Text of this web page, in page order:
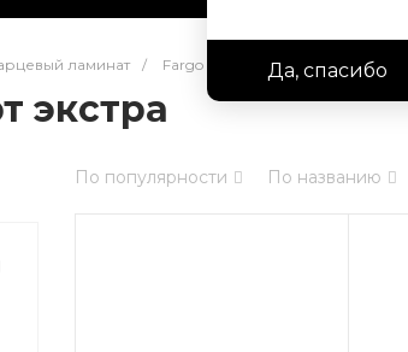
Да, спасибо
ламинат / Fargo Комфорт экстра
экстра
По популярности По названию